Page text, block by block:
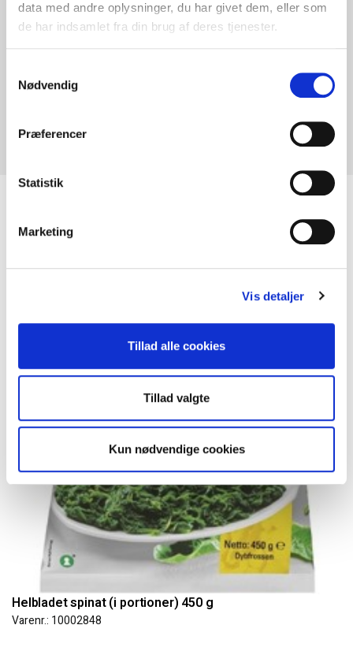
data med andre oplysninger, du har givet dem, eller som
de har indsamlet fra din brug af deres tjenester.
Nødvendig
Præferencer
Statistik
Marketing
Vis detaljer
Tillad alle cookies
Tillad valgte
Kun nødvendige cookies
Helbladet spinat (i portioner) 450 g
Varenr.: 10002848